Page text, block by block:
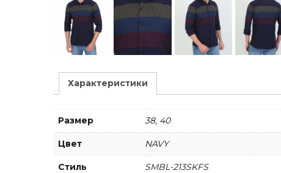
Характеристики
Размер 38, 40
Цвет NAVY
Стиль SMBL-213SKFS